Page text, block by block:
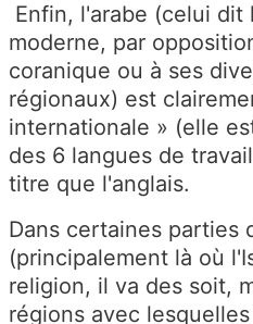
Enfin, l'arabe (celui
moderne, par
coranique ou à ses
régionaux) est
internationale » (elle
des 6 langues de
titre que l'anglais.
Dans certaines parties
(principalement là où
religion, il va des soit,
régions avec